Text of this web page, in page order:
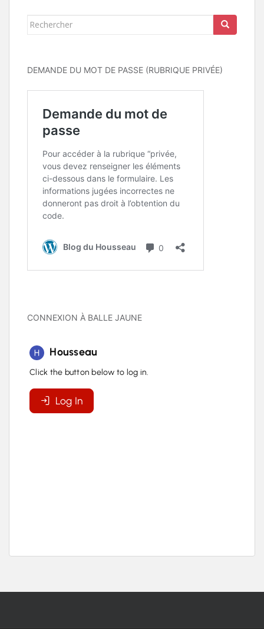
Rechercher...
DEMANDE DU MOT DE PASSE (RUBRIQUE PRIVÉE)
CONNEXION À BALLE JAUNE